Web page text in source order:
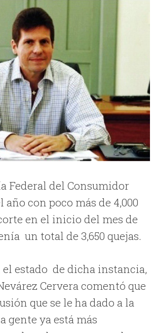
Federal del Consumidor
año con poco más de 4,000
en el inicio del mes de
un total de 3,650 quejas.
el estado de dicha instancia,
Cervera comentó que
que se le ha dado a la
gente ya está más